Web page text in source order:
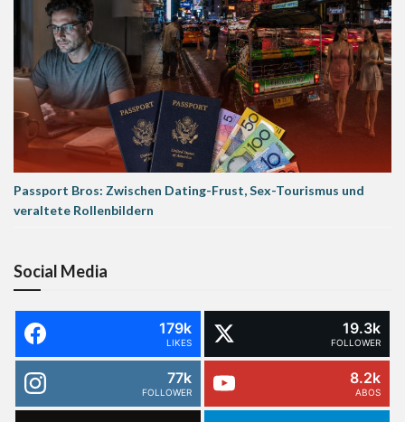
Passport Bros: Zwischen Dating-Frust, Sex-Tourismus und
veraltete Rollenbildern
Social Media
179k
LIKES
19.3k
FOLLOWER
77k
FOLLOWER
8.2k
ABOS